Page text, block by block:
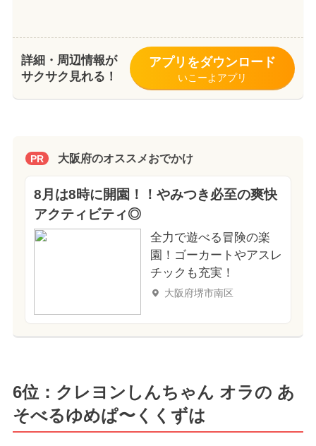
詳細・周辺情報が
サクサク見れる！
アプリをダウンロード
いこーよアプリ
PR 大阪府のオススメおでかけ
8月は8時に開園！！やみつき必至の爽快
アクティビティ◎
全力で遊べる冒険の楽
園！ゴーカートやアスレ
チックも充実！
大阪府堺市南区
6位：クレヨンしんちゃん オラの あ
そべるゆめぱ〜くくずは